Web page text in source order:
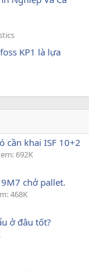
KP1 là lựa
cần khai ISF 10+2
692K
chở pallet.
468K
ở đâu tốt?